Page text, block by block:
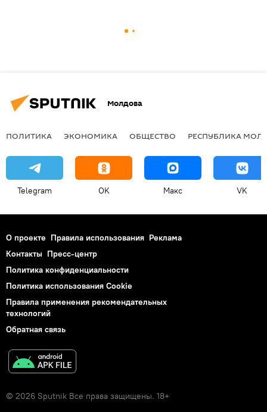
Молдова
ПОЛИТИКА ЭКОНОМИКА ОБЩЕСТВО РЕСПУБЛИКА
Telegram OK Макс VK
О проекте Правила использования Реклама
Контакты Пресс-центр
Политика конфиденциальности
Политика использования Cookie
Правила применения рекомендательных
технологий
Обратная связь
© 2026 Sputnik Все права защищены. 18+